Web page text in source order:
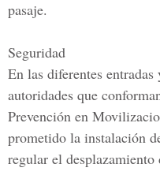
pasaje.
Seguridad
En las diferentes
autoridades que
Prevención en
prometido la instalación
regular el desplazamiento